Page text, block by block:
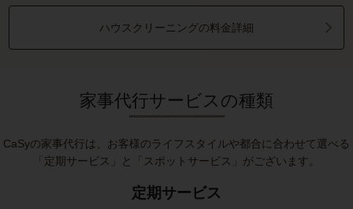
ハウスクリーニングの料金詳細
家事代行サービスの種類
CaSyの家事代行は、お客様のライフスタイルや都合に合わせて選べる
「定期サービス」と「スポットサービス」がございます。
定期サービス